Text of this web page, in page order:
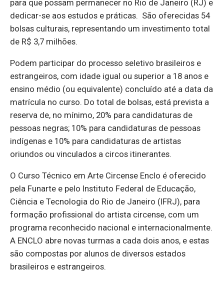
para que possam permanecer no Rio de Janeiro (RJ) e
dedicar-se aos estudos e práticas. São oferecidas 54
bolsas culturais, representando um investimento total
de R$ 3,7 milhões.
Podem participar do processo seletivo brasileiros e
estrangeiros, com idade igual ou superior a 18 anos e
ensino médio (ou equivalente) concluído até a data da
matrícula no curso. Do total de bolsas, está prevista a
reserva de, no mínimo, 20% para candidaturas de
pessoas negras; 10% para candidaturas de pessoas
indígenas e 10% para candidaturas de artistas
oriundos ou vinculados a circos itinerantes.
O Curso Técnico em Arte Circense Enclo é oferecido
pela Funarte e pelo Instituto Federal de Educação,
Ciência e Tecnologia do Rio de Janeiro (IFRJ), para
formação profissional do artista circense, com um
programa reconhecido nacional e internacionalmente.
A ENCLO abre novas turmas a cada dois anos, e estas
são compostas por alunos de diversos estados
brasileiros e estrangeiros.